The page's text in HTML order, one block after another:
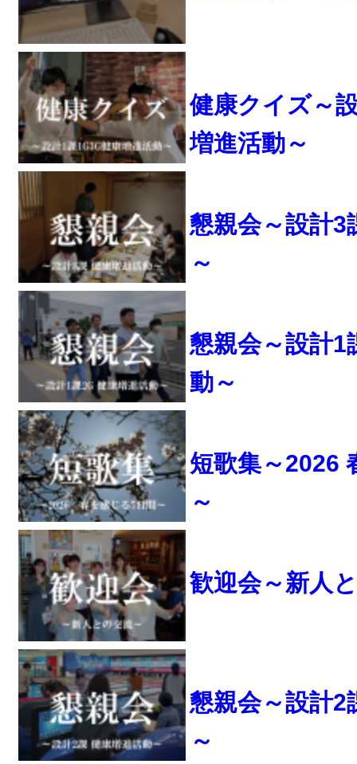
健康クイズ～
増進活動～
懇親会～設計3
～
懇親会～設計1
動～
短歌集～2026
～
歓迎会～新人
懇親会～設計2
～